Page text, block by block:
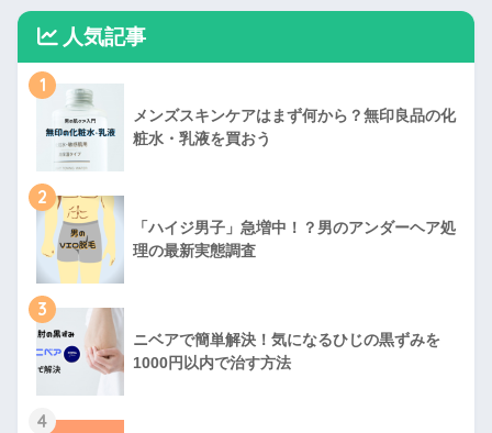
人気記事
1
メンズスキンケアはまず何から？無印良品の化
粧水・乳液を買おう
2
「ハイジ男子」急増中！？男のアンダーヘア処
理の最新実態調査
3
ニベアで簡単解決！気になるひじの黒ずみを
1000円以内で治す方法
4